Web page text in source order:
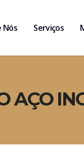
Nós Serviços
AÇO